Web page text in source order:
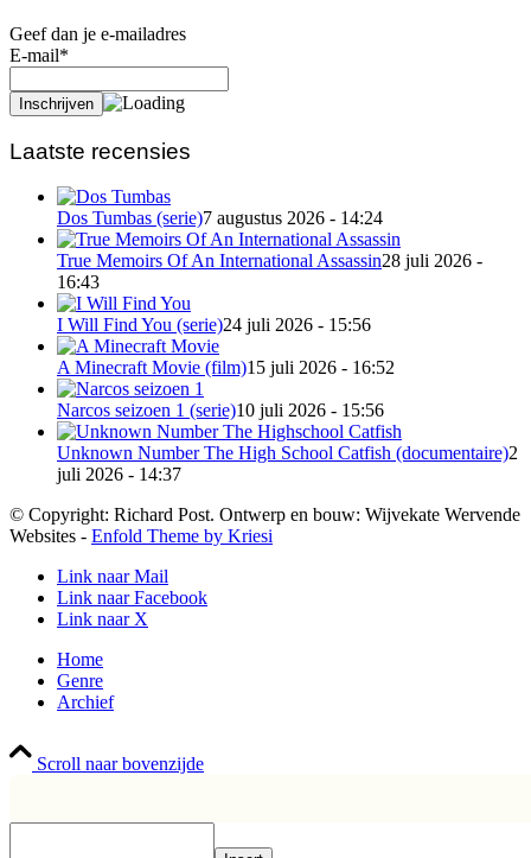
Geef dan je e-mailadres
E-mail*
Laatste recensies
Dos Tumbas (serie)7 augustus 2026 - 14:24
True Memoirs Of An International Assassin28 juli 2026 -
16:43
I Will Find You (serie)24 juli 2026 - 15:56
A Minecraft Movie (film)15 juli 2026 - 16:52
Narcos seizoen 1 (serie)10 juli 2026 - 15:56
Unknown Number The High School Catfish (documentaire)2
juli 2026 - 14:37
© Copyright: Richard Post. Ontwerp en bouw: Wijvekate Wervende
Websites - Enfold Theme by Kriesi
Link naar Mail
Link naar Facebook
Link naar X
Home
Genre
Archief
Scroll naar bovenzijde